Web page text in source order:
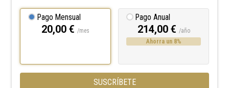
Pago Mensual
20,00 € /mes
Pago Anual
214,00 € /año
Ahorra un 8%
SUSCRÍBETE